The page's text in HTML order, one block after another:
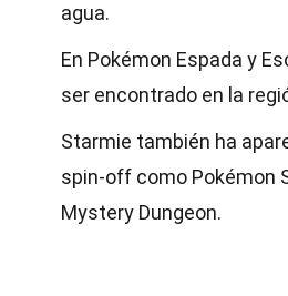
agua.
En Pokémon Espada y
ser encontrado en la
Starmie también ha
spin-off como Pokémon
Mystery Dungeon.